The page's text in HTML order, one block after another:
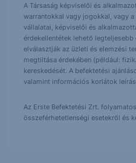
A Társaság képviselői és
warrantokkal vagy jogokkal, vagy
vállalatai, képviselői és
érdekellentétek lehető
elválasztják az üzleti és elemzési
megtiltása érdekében (például:
kereskedését. A befektetési
valamint információs korlátok
Az Erste Befektetési Zrt.
összeférhetetlenségi esetekről és